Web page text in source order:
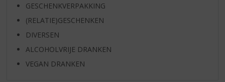
GESCHENKVERPAKKING
(RELATIE)GESCHENKEN
DIVERSEN
ALCOHOLVRIJE DRANKEN
VEGAN DRANKEN